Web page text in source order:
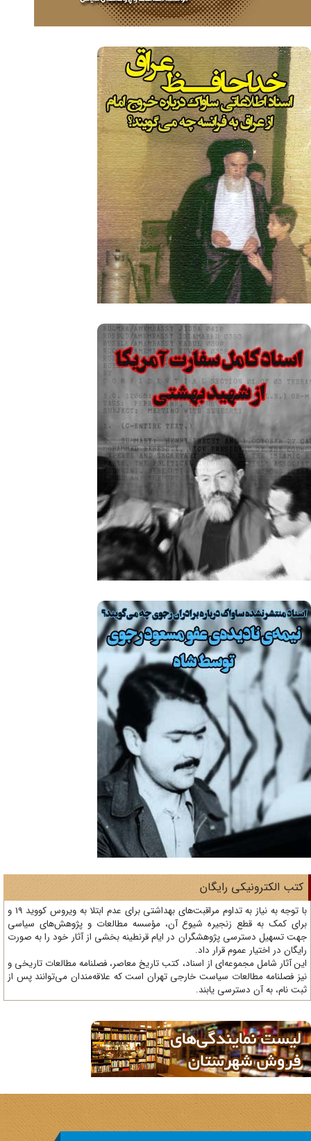
الکترونیکی رایگان
با توجه به نیاز به تداوم مراقبت‌های بهداشتی برای عدم ابتلا به ویروس کووید 19 و
کمک به قطع زنجیره شیوع آن، مؤسسه مطالعات و پژوهش‌های سیاسی
تسهیل دسترسی پژوهشگران در ایام قرنطینه بخشی از آثار خود را به صورت
در اختیار عموم قرار داد.
آثار شامل مجموعه‌ای از اسناد، کتب تاریخ معاصر، فصلنامه‌ مطالعات تاریخی و
فصلنامه مطالعات سیاست خارجی تهران است که علاقه‌مندان می‌توانند پس از
نام، به آن دسترسی یابند.